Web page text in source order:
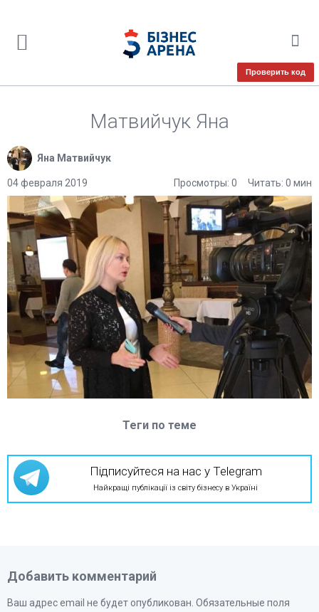
Проверить код
Матвийчук Яна
Яна Матвийчук
04 февраля 2019 Читать: 0 мин
Просмотры: 0
Теги по теме
Підписуйтеся на нас у Telegram
Найкращі публікації із світу бізнесу в Україні
Добавить комментарий
Ваш адрес email не будет опубликован. Обязательные поля